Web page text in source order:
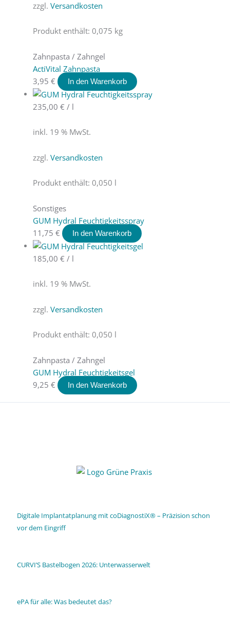
zzgl. Versandkosten
Produkt enthält: 0,075 kg
Zahnpasta / Zahngel
ActiVital Zahnpasta
3,95 € In den Warenkorb
235,00 € / l
inkl. 19 % MwSt.
zzgl. Versandkosten
Produkt enthält: 0,050 l
Sonstiges
GUM Hydral Feuchtigkeitsspray
11,75 € In den Warenkorb
185,00 € / l
inkl. 19 % MwSt.
zzgl. Versandkosten
Produkt enthält: 0,050 l
Zahnpasta / Zahngel
GUM Hydral Feuchtigkeitsgel
9,25 € In den Warenkorb
Digitale Implantatplanung mit coDiagnostiX® – Präzision schon
vor dem Eingriff
CURVI’S Bastelbogen 2026: Unterwasserwelt
ePA für alle: Was bedeutet das?